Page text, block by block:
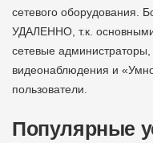
сетевого оборудования.
УДАЛЕННО, т.к.
сетевые администраторы,
видеонаблюдения и
пользователи.
Популярные